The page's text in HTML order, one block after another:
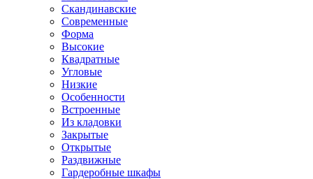
Скандинавские
Современные
Форма
Высокие
Квадратные
Угловые
Низкие
Особенности
Встроенные
Из кладовки
Закрытые
Открытые
Раздвижные
Гардеробные шкафы